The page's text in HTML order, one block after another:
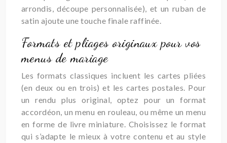
arrondis, découpe personnalisée), et un ruban de
satin ajoute une touche finale raffinée.
Formats et pliages originaux pour vos
menus de mariage
Les formats classiques incluent les cartes pliées
(en deux ou en trois) et les cartes postales. Pour
un rendu plus original, optez pour un format
accordéon, un menu en rouleau, ou même un menu
en forme de livre miniature. Choisissez le format
qui s’adapte le mieux à votre contenu et au style